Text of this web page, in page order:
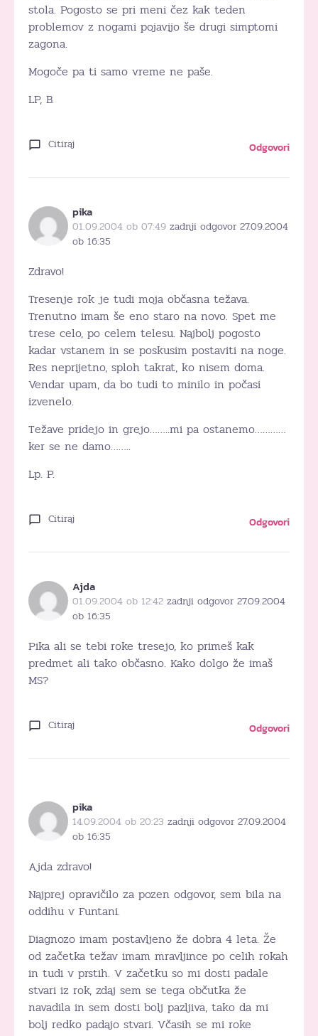
stola. Pogosto se pri meni čez kak teden
problemov z nogami pojavijo še drugi simptomi
zagona.
Mogoče pa ti samo vreme ne paše.
LP, B.
Citiraj Odgovori
pika
01.09.2004 ob 07:49 zadnji odgovor 27.09.2004
ob 16:35
Zdravo!
Tresenje rok je tudi moja občasna težava.
Trenutno imam še eno staro na novo. Spet me
trese celo, po celem telesu. Najbolj pogosto
kadar vstanem in se poskusim postaviti na noge.
Res neprijetno, sploh takrat, ko nisem doma.
Vendar upam, da bo tudi to minilo in počasi
izvenelo.
Težave pridejo in grejo……..mi pa ostanemo…………
ker se ne damo……..
Lp. P.
Citiraj Odgovori
Ajda
01.09.2004 ob 12:42 zadnji odgovor 27.09.2004
ob 16:35
Pika ali se tebi roke tresejo, ko primeš kak
predmet ali tako občasno. Kako dolgo že imaš
MS?
Citiraj Odgovori
pika
14.09.2004 ob 20:23 zadnji odgovor 27.09.2004
ob 16:35
Ajda zdravo!
Najprej opravičilo za pozen odgovor, sem bila na
oddihu v Funtani.
Diagnozo imam postavljeno že dobra 4 leta. Že
od začetka težav imam mravljince po celih rokah
in tudi v prstih. V začetku so mi dosti padale
stvari iz rok, zdaj sem se tega občutka že
navadila in sem dosti bolj pazljiva, tako da mi
bolj redko padajo stvari. Včasih se mi roke